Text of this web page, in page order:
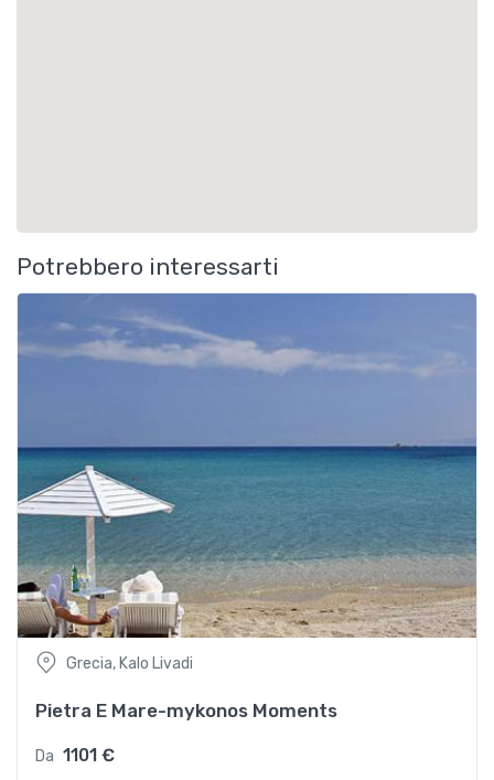
Potrebbero interessarti
Grecia, Kalo Livadi
Pietra E Mare-mykonos Moments
Da 1101 €